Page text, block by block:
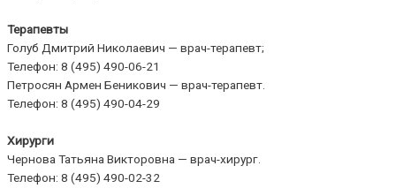
Терапевты
Голуб Дмитрий Николаевич — врач-терапевт;
Телефон: 8 (495) 490-06-21
Петросян Армен Беникович — врач-терапевт.
Телефон: 8 (495) 490-04-29
Хирурги
Чернова Татьяна Викторовна — врач-хирург.
Телефон: 8 (495) 490-02-32